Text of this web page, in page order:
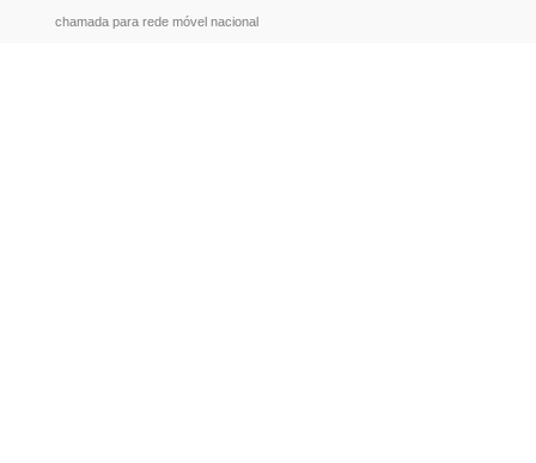
chamada para rede móvel nacional